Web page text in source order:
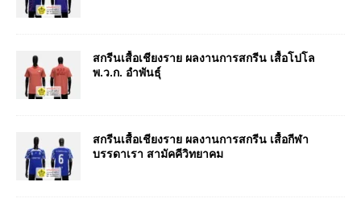
สกรีนเสื้อเชียงราย ผลงานการสกรีน เสื้อโปโล
พ.ว.ก. อำพันธุ์
สกรีนเสื้อเชียงราย ผลงานการสกรีน เสื้อกีฬา
บรรดาเรา สามัคคีวิทยาคม